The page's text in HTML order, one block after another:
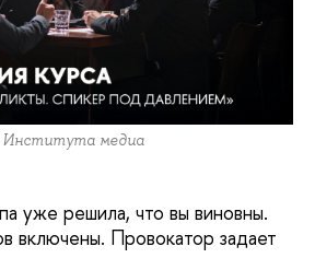
Института медиа
уже решила, что вы виновны.
включены. Провокатор задает